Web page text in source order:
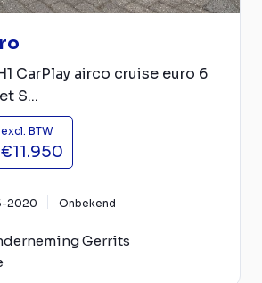
CarPlay airco cruise euro 6
S...
excl. BTW
€11.950
2020 Onbekend
Gerrits